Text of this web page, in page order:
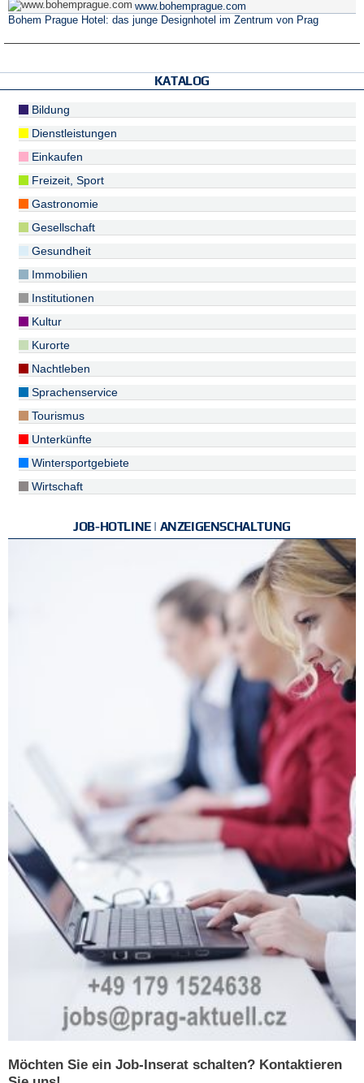
www.bohemprague.com
Bohem Prague Hotel: das junge Designhotel im Zentrum von Prag
KATALOG
Bildung
Dienstleistungen
Einkaufen
Freizeit, Sport
Gastronomie
Gesellschaft
Gesundheit
Immobilien
Institutionen
Kultur
Kurorte
Nachtleben
Sprachenservice
Tourismus
Unterkünfte
Wintersportgebiete
Wirtschaft
JOB-HOTLINE | ANZEIGENSCHALTUNG
Möchten Sie ein Job-Inserat schalten? Kontaktieren